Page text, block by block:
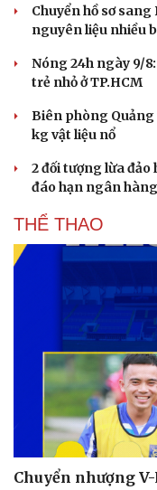
Chuyển hồ sơ
nguyên liệu nhiều
Nóng 24h ngày 9/
trẻ nhỏ ở TP.HCM
Biên phòng Quảng
kg vật liệu nổ
2 đối tượng lừa
đáo hạn ngân
THỂ THAO
Chuyển nhượng